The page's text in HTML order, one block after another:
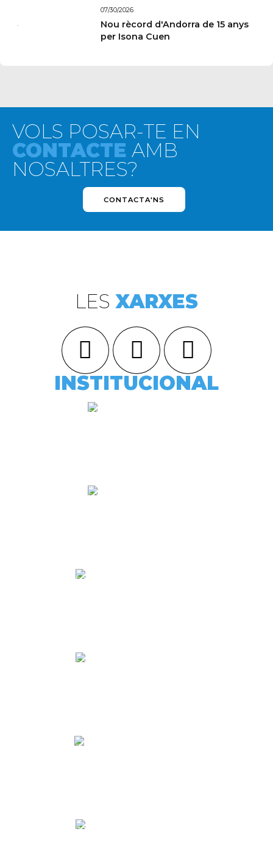
Wildeboer de Sabadell
07/30/2026
Nou rècord d'Andorra de 15 anys
per Isona Cuen
VOLS POSAR-TE EN
CONTACTE AMB
NOSALTRES?
CONTACTA'NS
LES XARXES
INSTITUCIONAL